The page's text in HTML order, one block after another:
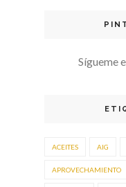
Sígueme
ACEITES AIG
APROVECHAMIENTO